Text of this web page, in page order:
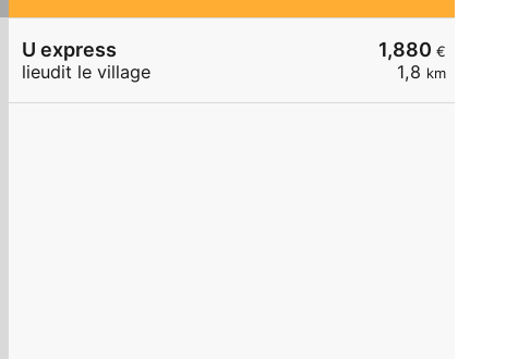
1,880 €
1,8 km
U express
lieudit le village